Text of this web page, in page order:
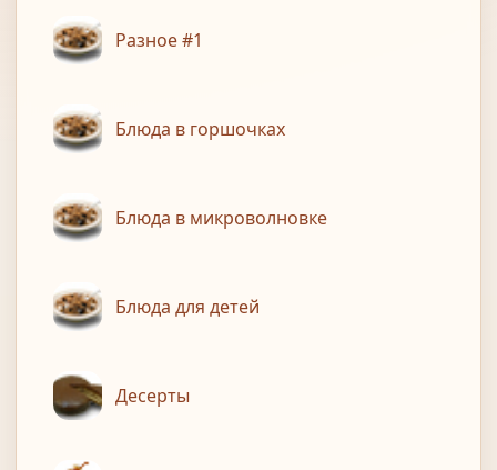
Разное #1
Блюда в горшочках
Блюда в микроволновке
Блюда для детей
Десерты